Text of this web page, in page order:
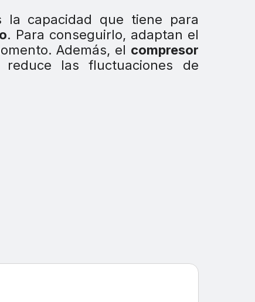
la capacidad que tiene para
. Para conseguirlo, adaptan el
Además, el compresor
las fluctuaciones de